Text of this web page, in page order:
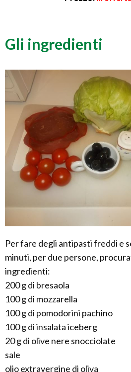
Gli ingredienti
Per fare degli antipasti freddi e
minuti, per due persone,
ingredienti:
200 g di bresaola
100 g di mozzarella
100 g di pomodorini pachino
100 g di insalata iceberg
20 g di olive nere snocciolate
sale
olio extravergine di oliva